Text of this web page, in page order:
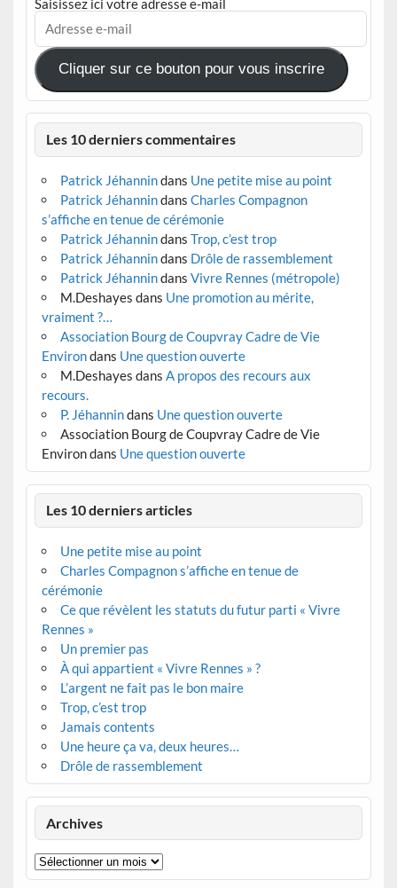
Adresse
mail
Cliquer sur ce bouton pour vous inscrire
Les 10 derniers commentaires
Patrick Jéhannindans Une petite mise au point
Patrick Jéhannindans Charles Compagnon
s’affiche en tenue de cérémonie
Patrick Jéhannindans Trop, c’est trop
Patrick Jéhannindans Drôle de rassemblement
Patrick Jéhannindans Vivre Rennes (métropole)
M.Deshayes dans Une promotion au mérite,
vraiment ?…
Association Bourg de Coupvray Cadre de Vie
Environdans Une question ouverte
M.Deshayes dans A propos des recours aux
recours.
P. Jéhannindans Une question ouverte
Association Bourg de Coupvray Cadre de Vie
Environdans Une question ouverte
Les 10 derniers articles
Une petite mise au point
Charles Compagnon s’affiche en tenue de
cérémonie
Ce que révèlent les statuts du futur parti « Vivre
Rennes »
Un premier pas
À qui appartient « Vivre Rennes » ?
L’argent ne fait pas le bon maire
Trop, c’est trop
Jamais contents
Une heure ça va, deux heures…
Drôle de rassemblement
Archives
Archives